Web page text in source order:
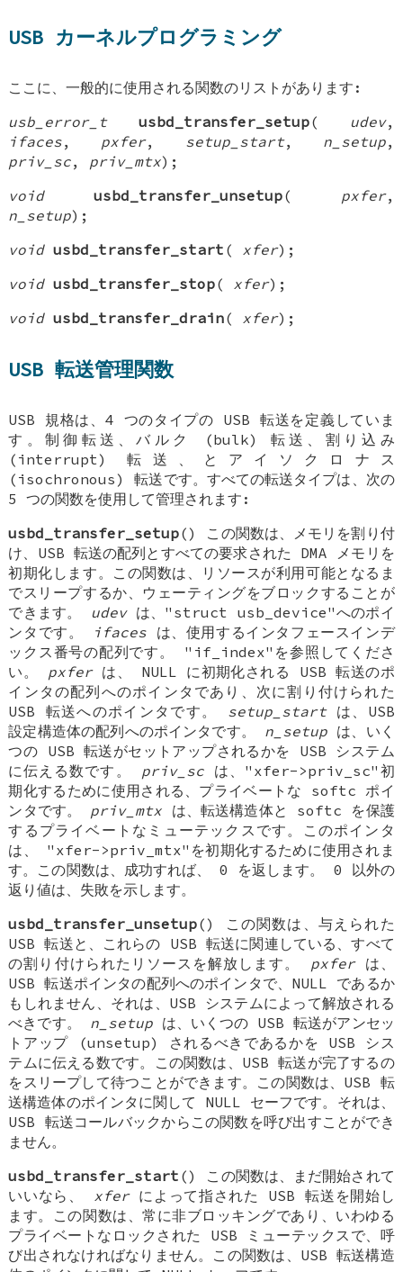
USB カーネルプログラミング
ここに、一般的に使用される関数のリストがあります:
usb_error_t
usbd_transfer_setup( udev,
ifaces, pxfer, setup_start, n_setup,
priv_sc, priv_mtx);
void
usbd_transfer_unsetup( pxfer,
n_setup);
void usbd_transfer_start ( xfer);
void usbd_transfer_stop( xfer);
void usbd_transfer_drain( xfer);
USB 転送管理関数
USB 規格は、4 つのタイプの USB 転送を定義していま
す。制御転送、バルク (bulk) 転送、割り込み
(interrupt) 転送、とアイソクロナス
(isochronous) 転送です。すべての転送タイプは、次の
5 つの関数を使用して管理されます:
usbd_transfer_setup() この関数は、メモリを割り付
け、USB 転送の配列とすべての要求された DMA メモリを
初期化します。この関数は、リソースが利用可能となるま
でスリープするか、ウェーティングをブロックすることが
できます。 udevは、"struct usb_device"へのポイ
ンタです。
ifacesは、使用するインタフェースインデ
ックス番号の配列です。 "if_index"を参照してくださ
い。 pxferは、 NULL に初期化される USB 転送のポ
インタの配列へのポインタであり、次に割り付けられた
USB 転送へのポインタです。 setup_startは、USB
設定構造体の配列へのポインタです。 n_setup は、いく
つの USB 転送がセットアップされるかを USB システム
に伝える数です。 priv_scは、"xfer->priv_sc"初
期化するために使用される、プライベートな softc ポイ
ンタです。 priv_mtx は、転送構造体と softc を保護
するプライベートなミューテックスです。このポインタ
は、 "xfer->priv_mtx"を初期化するために使用されま
す。この関数は、成功すれば、 0 を返します。 0 以外の
返り値は、失敗を示します。
usbd_transfer_unsetup() この関数は、与えられた
USB 転送と、これらの USB 転送に関連している、すべて
の割り付けられたリソースを解放します。 pxferは、
USB 転送ポインタの配列へのポインタで、NULL であるか
もしれません、それは、USB システムによって解放される
べきです。 n_setupは、いくつの USB 転送がアンセッ
トアップ (unsetup) されるべきであるかを USB シス
テムに伝える数です。この関数は、USB 転送が完了するの
をスリープして待つことができます。この関数は、USB 転
送構造体のポインタに関して NULL セーフです。それは、
USB 転送コールバックからこの関数を呼び出すことができ
ません。
usbd_transfer_start () この関数は、まだ開始されて
いいなら、 xferによって指された USB 転送を開始し
ます。この関数は、常に非ブロッキングであり、いわゆる
プライベートなロックされた USB ミューテックスで、呼
び出されなければなりません。この関数は、USB 転送構造